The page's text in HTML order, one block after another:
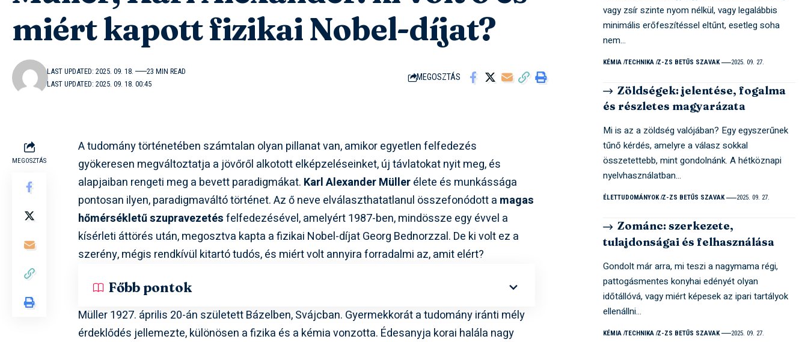
miért kapott fizikai Nobel-díjat?
LAST UPDATED: 2025. 09. 18. 00:45
LAST UPDATED: 2025. 09. 18. 23 MIN READ
MEGOSZTÁS
MEGOSZTÁS
A tudomány történetében számtalan olyan pillanat van, amikor egyetlen felfedezés
gyökeresen megváltoztatja a jövőről alkotott elképzeléseinket, új távlatokat nyit meg, és
alapjaiban rengeti meg a bevett paradigmákat. Karl Alexander Müllerélete és munkássága
pontosan ilyen, paradigmaváltó történet. Az ő neve elválaszthatatlanul összefonódott a magas
hőmérsékletű szupravezetésfelfedezésével, amelyért 1987-ben, mindössze egy évvel a
kísérleti áttörés után, megosztva kapta a fizikai Nobel-díjat Georg Bednorzzal. De ki volt ez a
szerény, mégis rendkívül kitartó tudós, és miért volt annyira forradalmi az, amit elért?
Főbb pontok
Müller 1927. április 20-án született Bázelben, Svájcban. Gyermekkorát a tudomány iránti mély
érdeklődés jellemezte, különösen a fizika és a kémia vonzotta. Édesanyja korai halála nagy
vagy zsír szinte nyom nélkül, vagy legalábbis
minimális erőfeszítéssel eltűnt, esetleg soha
nem…
KÉMIA TECHNIKA Z-ZS BETŰS SZAVAK 2025. 09. 27.
Zöldségek: jelentése, fogalma
és részletes magyarázata
Mi is az a zöldség valójában? Egy egyszerűnek
tűnő kérdés, amelyre a válasz sokkal
összetettebb, mint gondolnánk. A hétköznapi
nyelvhasználatban…
ÉLETTUDOMÁNYOK Z-ZS BETŰS SZAVAK 2025. 09. 27.
Zománc: szerkezete,
tulajdonságai és felhasználása
Gondolt már arra, mi teszi a nagymama régi,
pattogásmentes konyhai edényét olyan
időtállóvá, vagy miért képesek az ipari tartályok
ellenállni…
KÉMIA TECHNIKA Z-ZS BETŰS SZAVAK 2025. 09. 27.